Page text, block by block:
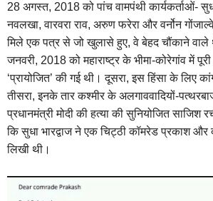
28 अगस्त, 2018 को पांच वामपंथी कार्यकर्ताओं-
नवलखा, वारवरा राव, अरुण फरेरा और वर्नोन
मिले एक पत्र से जो खुलासे हुए, वे बेहद चौंकाने
जनवरी, 2018 को महाराष्ट्र के भीमा-कोरेगांव में
‘प्रायोजित’ की गई थी। दूसरा, इस हिंसा के लिए
तीसरा, इनके तार कश्मीर के अलगाववादियों-
प्रधानमंत्री मोदी की हत्या की सुनियोजित साजिश
कि सुधा भारद्वाज ने एक चिट्ठी कॉमरेड प्रकाश और
लिखी थी।